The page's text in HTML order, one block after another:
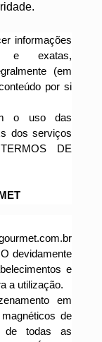
informações
e exatas,
(em
por si
o uso das
dos serviços
DE
devidamente
e
a utilização.
em
de
de todas as